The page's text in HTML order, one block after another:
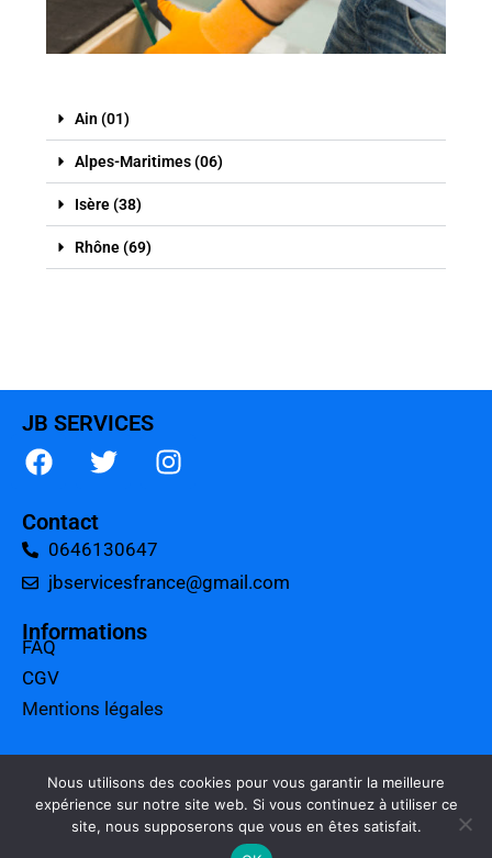
Ain (01)
Alpes-Maritimes (06)
Isère (38)
Rhône (69)
JB SERVICES
Contact
0646130647
jbservicesfrance@gmail.com
Informations
FAQ
CGV
Mentions légales
Tarifs
Charte qualité
Politique de confidentialité
Nous utilisons des cookies pour vous garantir la meilleure
expérience sur notre site web. Si vous continuez à utiliser ce
site, nous supposerons que vous en êtes satisfait.